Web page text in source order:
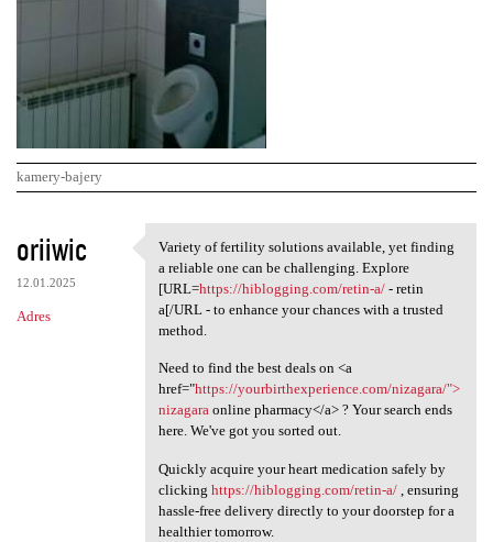
kamery-bajery
K
o
m
e
oriiwic
12.01.2025
Adres
Variety of fertility
Variety of fertility solutions available, yet finding
a reliable one can be challenging. Explore
[URL=https://hiblogging.com/retin-a/- retin
a[/URL - to enhance your chances with a trusted
method.
Need to find the best deals on <a
href="https://yourbirthexperience.com/nizagara/">
nizagaraonline pharmacy</a> ? Your search ends
here. We've got you sorted out.
Quickly acquire your heart medication safely by
clicking https://hiblogging.com/retin-a/, ensuring
hassle-free delivery directly to your doorstep for a
healthier tomorrow.